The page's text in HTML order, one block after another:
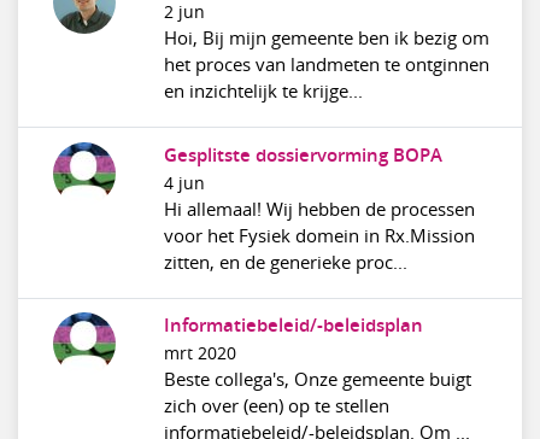
2 jun
Hoi, Bij mijn gemeente ben ik bezig om
het proces van landmeten te ontginnen
en inzichtelijk te krijge...
Gesplitste dossiervorming BOPA
4 jun
Hi allemaal! Wij hebben de processen
voor het Fysiek domein in Rx.Mission
zitten, en de generieke proc...
Informatiebeleid/-beleidsplan
mrt 2020
Beste collega's, Onze gemeente buigt
zich over (een) op te stellen
informatiebeleid/-beleidsplan. Om ...